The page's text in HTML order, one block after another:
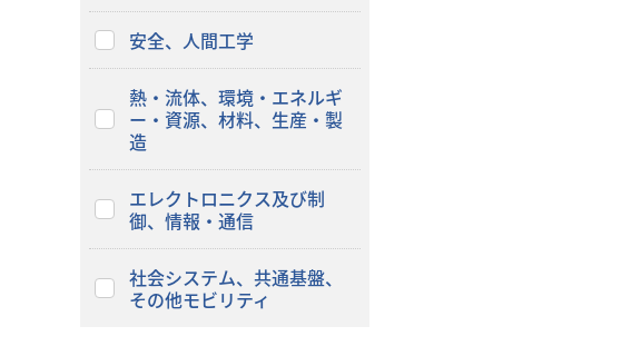
安全、人間工学
熱・流体、環境・エネルギ
ー・資源、材料、生産・製
造
エレクトロニクス及び制
御、情報・通信
社会システム、共通基盤、
その他モビリティ